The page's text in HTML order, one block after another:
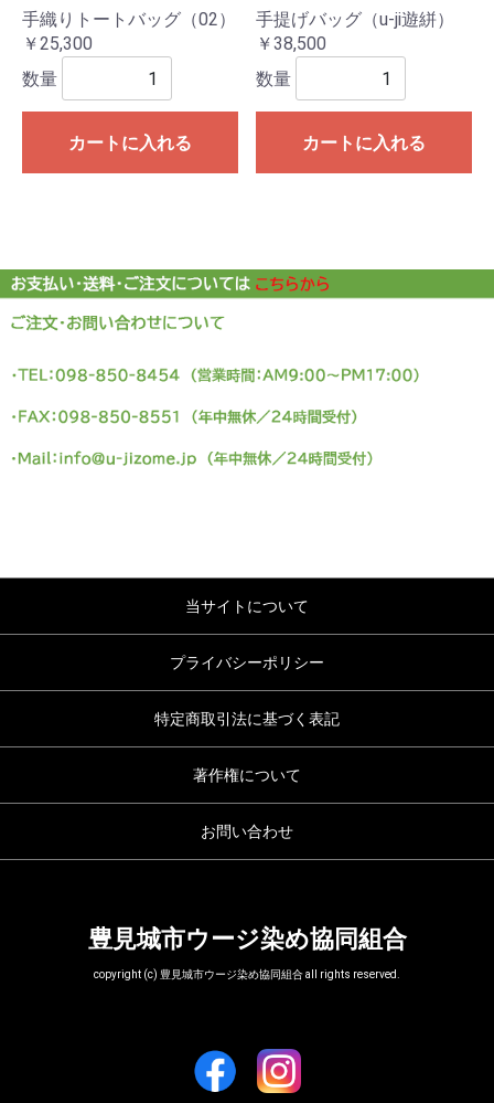
手織りトートバッグ（02）
￥25,300
数量
カートに入れる
手提げバッグ（u-ji遊絣）
￥38,500
数量
カートに入れる
当サイトについて
プライバシーポリシー
特定商取引法に基づく表記
著作権について
お問い合わせ
豊見城市ウージ染め協同組合
copyright (c) 豊見城市ウージ染め協同組合 all rights reserved.